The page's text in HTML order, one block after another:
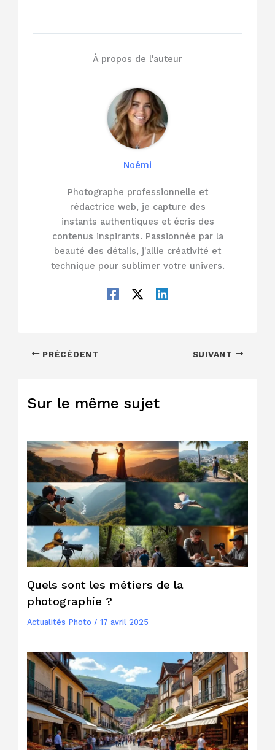
À propos de l'auteur
Noémi
Photographe professionnelle et
rédactrice web, je capture des
instants authentiques et écris des
contenus inspirants. Passionnée par la
beauté des détails, j'allie créativité et
technique pour sublimer votre univers.
PRÉCÉDENT SUIVANT
Sur le même sujet
Quels sont les métiers de la
photographie ?
Actualités Photo / 17 avril 2025